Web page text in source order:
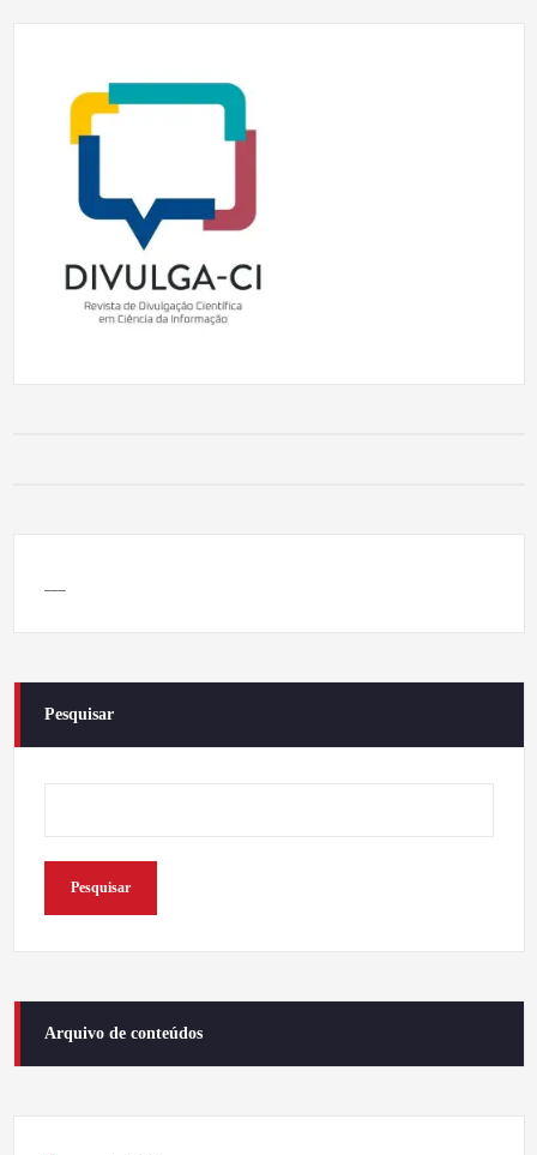
Pesquisar
Pesquisar
Arquivo de conteúdos